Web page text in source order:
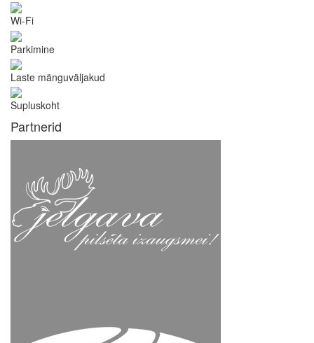
Wi-Fi
Parkimine
Laste mänguväljakud
Supluskoht
Partnerid